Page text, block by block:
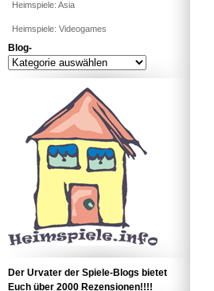
Heimspiele: Asia
Heimspiele: Videogames
Blog-
Blog-
Der Urvater der Spiele-Blogs bietet
Euch über 2000 Rezensionen!!!!